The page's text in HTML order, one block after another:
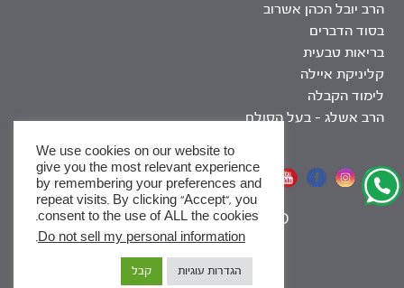
הרב יובל הכהן אשרוב
בסוד הדברים
בריאות טבעית
קליניקת איילה
לימוד הקבלה
הרב אשלג – בעל הסולם
אתר שומר שבת
SEO
|
We use cookies on our website to
give you the most relevant experience
by remembering your preferences and
repeat visits. By clicking “Accept”, you
consent to the use of ALL the cookies.
Do not sell my personal information
.
הגדרות עוגיות קבל
x